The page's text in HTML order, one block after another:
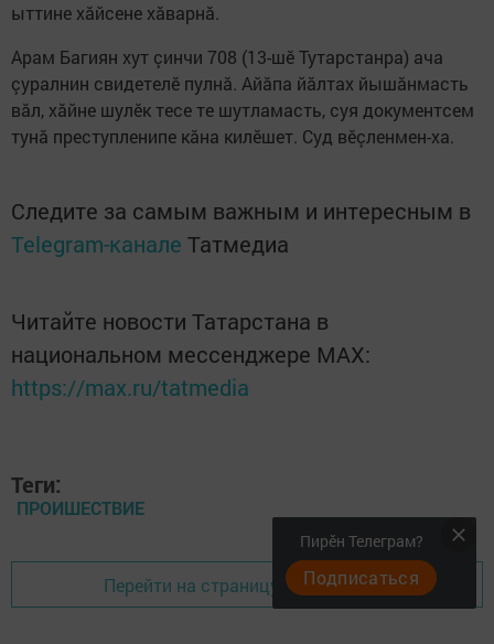
ыттине хăйсене хăварнă.
Арам Багиян хут çинчи 708 (13-шӗ Тутарстанра) ача
çуралнин свидетелӗ пулнă. Айăпа йăлтах йышăнмасть
вăл, хăйне шулӗк тесе те шутламасть, суя документсем
тунă преступленипе кăна килӗшет. Суд вӗçленмен-ха.
Следите за самым важным и интересным в
Telegram-канале Татмедиа
Читайте новости Татарстана в
национальном мессенджере MАХ:
https://max.ru/tatmedia
Теги:
ПРОИШЕСТВИЕ
Перейти на страницу новости
Пирӗн Телеграм?
Подписаться